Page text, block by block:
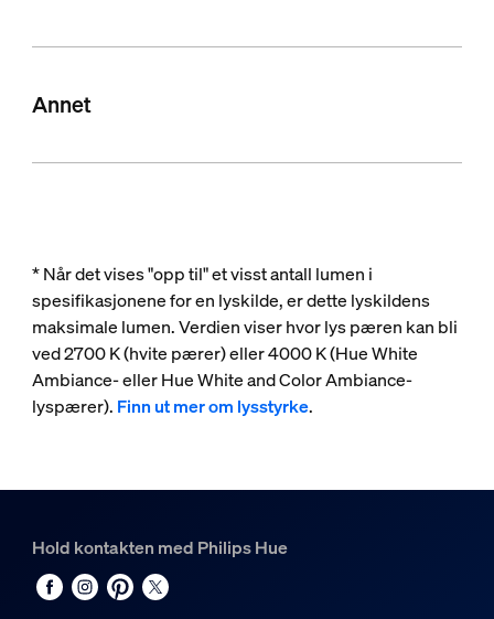
Annet
* Når det vises "opp til" et visst antall lumen i
spesifikasjonene for en lyskilde, er dette lyskildens
maksimale lumen. Verdien viser hvor lys pæren kan bli
ved 2700 K (hvite pærer) eller 4000 K (Hue White
Ambiance- eller Hue White and Color Ambiance-
lyspærer). Finn ut mer om lysstyrke.
Hold kontakten med Philips Hue